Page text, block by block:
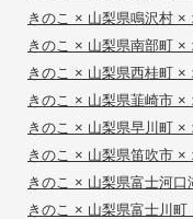
きのこ × 山梨県鳴沢村 ×
きのこ × 山梨県南部町 ×
きのこ × 山梨県西桂町 ×
きのこ × 山梨県韮崎市 ×
きのこ × 山梨県早川町 ×
きのこ × 山梨県笛吹市 ×
きのこ × 山梨県富士河
きのこ × 山梨県富士川